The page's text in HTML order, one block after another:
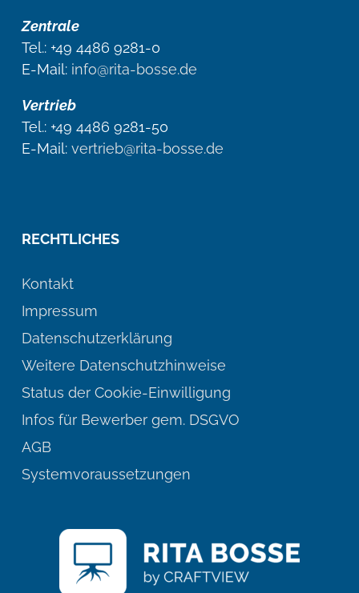
Zentrale
Tel.: +49 4486 9281-0
E-Mail: info@rita-bosse.de
Vertrieb
Tel.: +49 4486 9281-50
E-Mail: vertrieb@rita-bosse.de
RECHTLICHES
Kontakt
Impressum
Datenschutzerklärung
Weitere Datenschutzhinweise
Status der Cookie-Einwilligung
Infos für Bewerber gem. DSGVO
AGB
Systemvoraussetzungen